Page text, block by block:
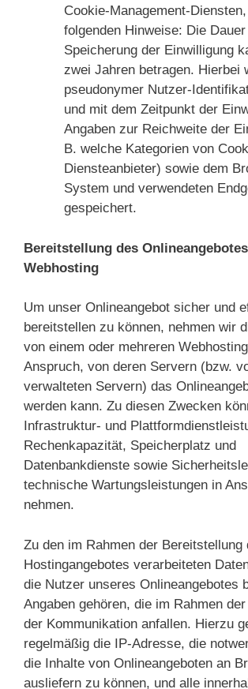
Cookie-Management-
folgenden Hinweise: Die
Speicherung der Einwilligung
zwei Jahren betragen. Hierbei
pseudonymer Nutzer-
und mit dem Zeitpunkt der
Angaben zur Reichweite der
B. welche Kategorien von
Diensteanbieter) sowie dem
System und verwendeten
gespeichert.
Bereitstellung des
Webhosting
Um unser Onlineangebot sicher und
bereitstellen zu können, nehmen wir
von einem oder mehreren
Anspruch, von deren Servern (bzw.
verwalteten Servern) das
werden kann. Zu diesen Zwecken
Infrastruktur- und
Rechenkapazität, Speicherplatz und
Datenbankdienste sowie
technische Wartungsleistungen in
nehmen.
Zu den im Rahmen der Bereitstellung
Hostingangebotes verarbeiteten
die Nutzer unseres Onlineangebotes
Angaben gehören, die im Rahmen
der Kommunikation anfallen. Hierzu
regelmäßig die IP-Adresse, die
die Inhalte von Onlineangeboten an
ausliefern zu können, und alle